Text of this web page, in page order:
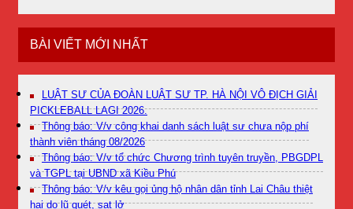
BÀI VIẾT MỚI NHẤT
LUẬT SƯ CỦA ĐOÀN LUẬT SƯ TP. HÀ NỘI VÔ ĐỊCH GIẢI
PICKLEBALL LAGI 2026.
Thông báo: V/v công khai danh sách luật sư chưa nộp phí
thành viên tháng 08/2026
Thông báo: V/v tổ chức Chương trình tuyên truyền, PBGDPL
và TGPL tại UBND xã Kiều Phú
Thông báo: V/v kêu gọi ủng hộ nhân dân tỉnh Lai Châu thiệt
hại do lũ quét, sạt lở